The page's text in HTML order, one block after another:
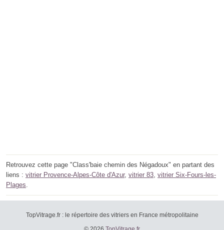
Retrouvez cette page "Class'baie chemin des Négadoux" en partant des
liens : vitrier Provence-Alpes-Côte d'Azur, vitrier 83, vitrier Six-Fours-les-
Plages.
TopVitrage.fr : le répertoire des vitriers en France métropolitaine